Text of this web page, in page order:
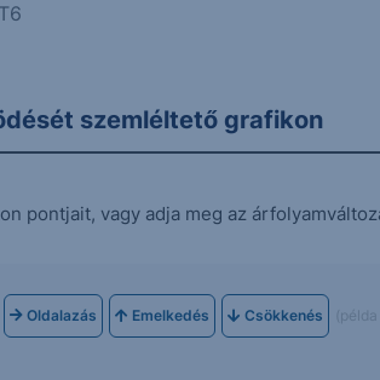
szemléltető grafikon
pontjait, vagy adja meg az
Oldalazás Emelkedés Csökkenés